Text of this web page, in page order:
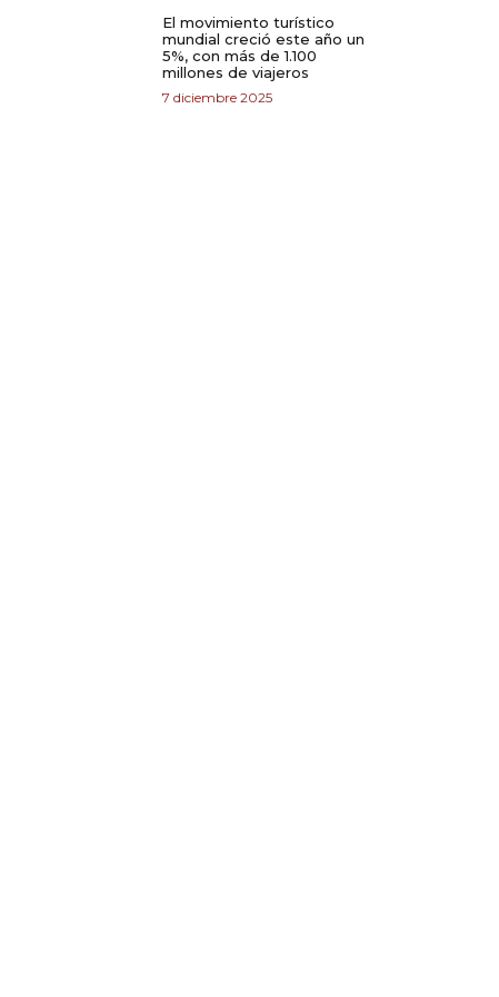
El movimiento turístico
mundial creció este año un
5%, con más de 1.100
millones de viajeros
7 diciembre 2025